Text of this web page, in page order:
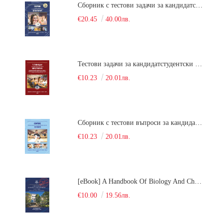
Сборник с тестови задачи за кандидатстудентски изпит по биология върху учебния материал за задължителна и профилирана подготовка, изучаван в средния курс на обучение. Част 2
€20.45
40.00лв.
Тестови задачи за кандидатстудентски изпит по биология. Сборник
€10.23
20.01лв.
Сборник с тестови въпроси за кандидатстудентски изпит по химия. 2022
€10.23
20.01лв.
[eBook] A Handbook Of Biology And Chemistry Test Items For The Entrance Tests At Medical University Of Varna (Fourth Revised Edition)
€10.00
19.56лв.